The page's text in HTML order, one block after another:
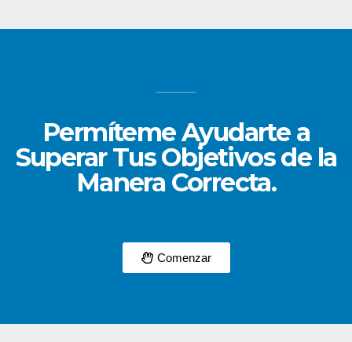
Permíteme Ayudarte a
Superar Tus Objetivos de la
Manera Correcta.
Comenzar